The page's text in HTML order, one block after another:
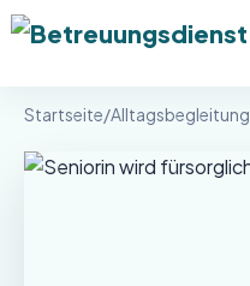
Startseite/Alltagsbegleitung